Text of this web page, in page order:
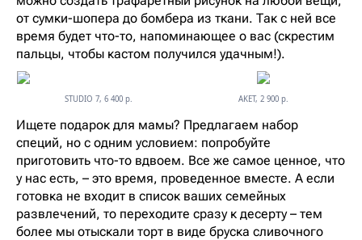
от сумки-шопера до бомбера из ткани. Так с ней все
время будет что-то, напоминающее о вас (скрестим
пальцы, чтобы кастом получился удачным!).
STUDIO 7, 6 400 р. AKET, 2 900 р.
Ищете подарок для мамы? Предлагаем набор
специй, но с одним условием: попробуйте
приготовить что-то вдвоем. Все же самое ценное, что
у нас есть, – это время, проведенное вместе. А если
готовка не входит в список ваших семейных
развлечений, то переходите сразу к десерту – тем
более мы отыскали торт в виде бруска сливочного